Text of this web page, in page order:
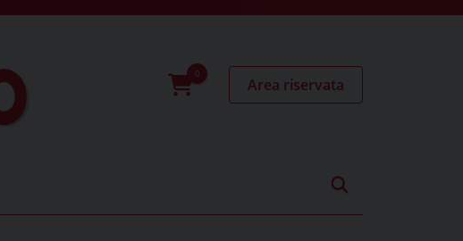
0
Area riservata